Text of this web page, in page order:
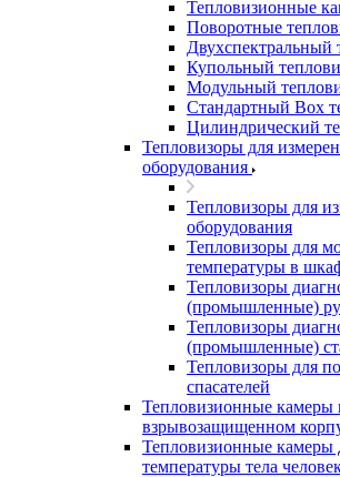
Тепловизионные
Поворотные
Двухспектральный
Купольный
Модульный
Стандартный Box
Цилиндрический
Тепловизоры для
оборудования
Тепловизоры для
оборудования
Тепловизоры для
температуры в
Тепловизоры
(промышленные)
Тепловизоры
(промышленные)
Тепловизоры для
спасателей
Тепловизионные камеры
взрывозащищенном
Тепловизионные камеры
температуры тела